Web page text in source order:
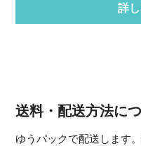
詳
送料・配送方法に
ゆうパックで配送します